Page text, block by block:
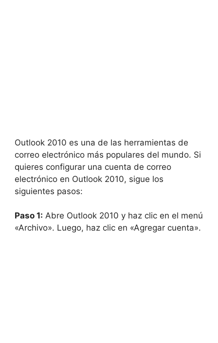
Outlook 2010 es una de las herramientas de
correo electrónico más populares del mundo. Si
quieres configurar una cuenta de correo
electrónico en Outlook 2010, sigue los
siguientes pasos:
Paso 1: Abre Outlook 2010 y haz clic en el menú
«Archivo». Luego, haz clic en «Agregar cuenta».